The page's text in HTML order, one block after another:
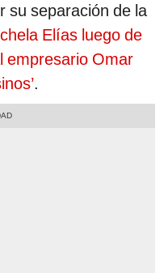
su separación de la
Elías luego de
empresario Omar
.